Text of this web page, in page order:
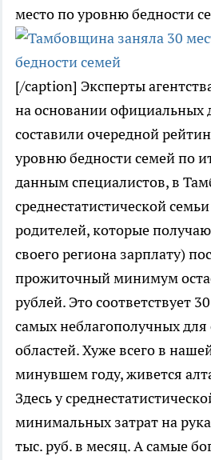
место по уровню бедности
[/caption] Эксперты
на основании официальных
составили очередной
уровню бедности семей по
данным специалистов, в
среднестатистической
родителей, которые
своего региона зарплату)
прожиточный минимум
рублей. Это соответствует
самых неблагополучных
областей. Хуже всего в
минувшем году, живется
Здесь у
минимальных затрат на
тыс. руб. в месяц. А самые